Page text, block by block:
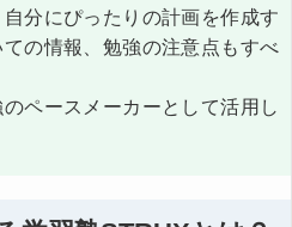
分にぴったりの計画を作成す
の情報、勉強の注意点もすべ
ペースメーカーとして活用し